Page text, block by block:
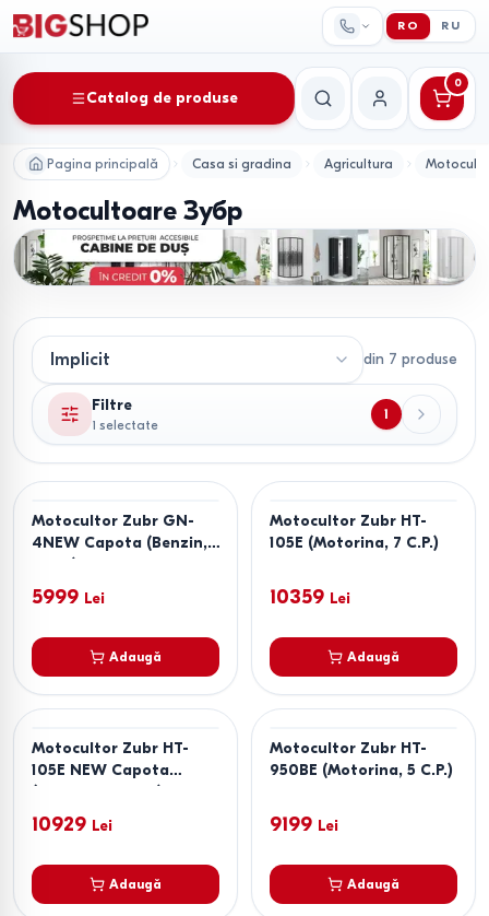
RO RU
Catalog de produse
CăutareContul meu
0
Pagina principală Casa si gradina Agricultura
Motocultoare Зубр
din 7 produse
Filtre
1 selectate
1
Motocultor Zubr GN-
4NEW Capota (Benzin,
7 C.P.)
5999 Lei
Adaugă
Motocultor Zubr HT-
105E (Motorina, 7 C.P.)
10359 Lei
Adaugă
Motocultor Zubr HT-
105E NEW Capota
(Motorina, 7 C.P.)
10929 Lei
Adaugă
Motocultor Zubr HT-
950BE (Motorina, 5 C.P.)
9199 Lei
Adaugă